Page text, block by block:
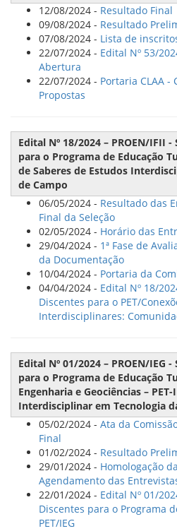
12/08/2024 - Resultado Final
09/08/2024 - Resultado
07/08/2024 - Lista de
22/07/2024 - Edital Nº 53/
Abertura
22/07/2024 - Portaria CLAA -
Propostas
Edital Nº 18/2024 – PROEN/IFII
para o Programa de Educação
de Saberes de Estudos
de Campo
06/05/2024 - Resultado das
Final da Seleção
02/05/2024 - Horário das
29/04/2024 - 1ª Fase de
da Documentação
10/04/2024 - Portaria da
04/04/2024 - Edital Nº 18/
Discentes para o PET/
Interdisciplinares:
Edital Nº 01/2024 – PROEN/IEG
para o Programa de Educação
Engenharia e Geociências –
Interdisciplinar em Tecnologia
05/02/2024 - Ata da
Final
01/02/2024 - Resultado
29/01/2024 - Homologação
Agendamento das
22/01/2024 - Edital Nº 01/
Discentes para o Programa
PET/IEG